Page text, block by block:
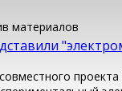
материалов